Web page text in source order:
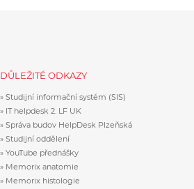
DŮLEŽITÉ ODKAZY
Studijní informační systém (SIS)
IT helpdesk 2. LF UK
Správa budov HelpDesk Plzeňská
Studijní oddělení
YouTube přednášky
Memorix anatomie
Memorix histologie